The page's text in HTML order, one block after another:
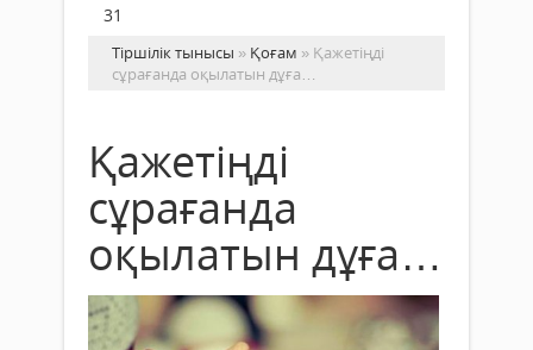
31
Тіршілік тынысы » Қоғам » Қажетіңді
сұрағанда оқылатын дұға…
Қажетіңді
сұрағанда
оқылатын дұға…